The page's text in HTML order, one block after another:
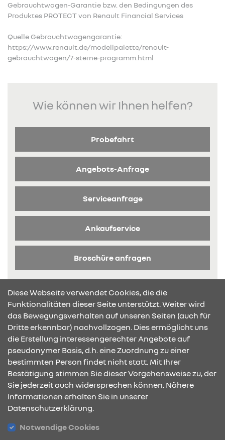
Gebrauchtwagen-Garantie bzw. den Bedingungen des
Produktes PROTECT von Renault Financial Services
Quelle Gebrauchtwagengarantie:
https://www.renault.de/modellpalette/renault-
gebrauchtwagen/7-sterne-programm.html
Wie können wir Ihnen helfen?
Probefahrt
Angebots-Anfrage
Serviceanfrage
Ankaufservice
Broschüre anfragen
KONTAKT & ANFAHRT
ÖFFNUNGSZEITEN
Diese Webseite verwendet Cookies, die die
Funktionalitäten dieser Seite unterstützt. Weiter wird
das Bewegungsverhalten auf unseren Seiten (auch für
Dritte erkennbar) nachvollzogen. Dies ermöglicht uns
die Erstellung interessengerechter Angebote auf
pseudonymer Basis, d.h. eine Zuordnung zu einer
bestimmten Person findet nicht statt. Mit Ihrer
Bestätigung stimmen Sie dieser Vorgehensweise zu, der
Sie jederzeit auch widersprechen können. Nähere
Informationen erhalten Sie in unserer
Datenschutzerklärung.
Notwendige Cookies